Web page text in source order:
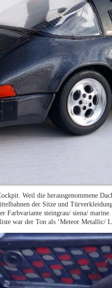
Weil die herausgenommene
der Sitze und
Farbvariante steingrau/ siena/
war der Ton als ‘Meteor Metallic/